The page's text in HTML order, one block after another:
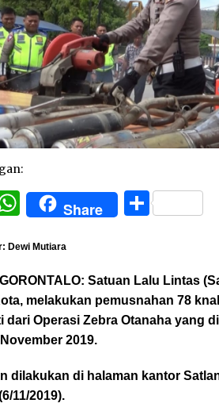
WhatsApp
Share Share
Dewi Mutiara
Satuan Lalu Lintas
melakukan pemusnahan 78
dari Operasi Zebra Otanaha yang
2019.
dilakukan di halaman kantor
11/2019).